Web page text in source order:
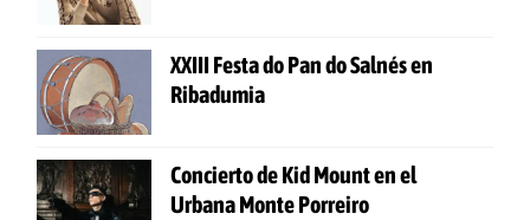
XXIII Festa do Pan do Salnés en
Ribadumia
Concierto de Kid Mount en el
Urbana Monte Porreiro